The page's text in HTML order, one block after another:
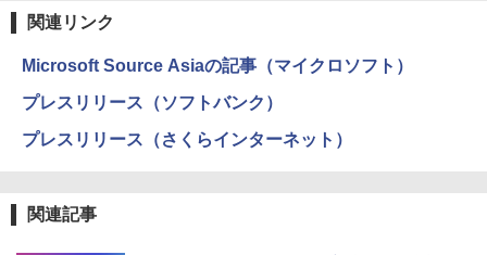
関連リンク
Microsoft Source Asiaの記事（マイクロソフト）
プレスリリース（ソフトバンク）
プレスリリース（さくらインターネット）
関連記事